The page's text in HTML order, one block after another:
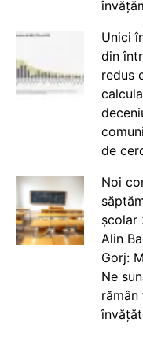
Unici
din
redus
de
Noi
școlar
Alin
Gorj:
Ne